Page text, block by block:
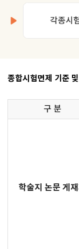
종합시험면제 기준
구 분
학술지 논문 게